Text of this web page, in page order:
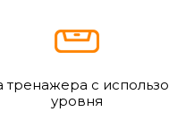
тренажера с
уровня